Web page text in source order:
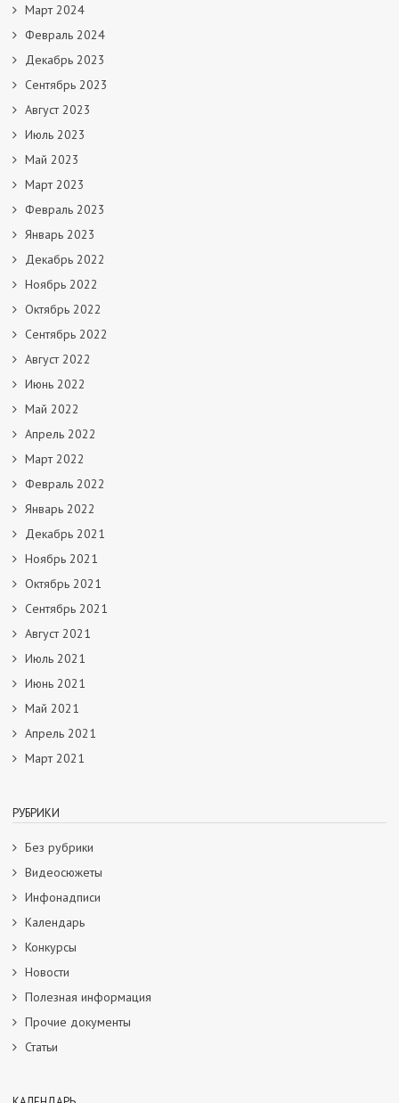
Март 2024
Февраль 2024
Декабрь 2023
Сентябрь 2023
Август 2023
Июль 2023
Май 2023
Март 2023
Февраль 2023
Январь 2023
Декабрь 2022
Ноябрь 2022
Октябрь 2022
Сентябрь 2022
Август 2022
Июнь 2022
Май 2022
Апрель 2022
Март 2022
Февраль 2022
Январь 2022
Декабрь 2021
Ноябрь 2021
Октябрь 2021
Сентябрь 2021
Август 2021
Июль 2021
Июнь 2021
Май 2021
Апрель 2021
Март 2021
РУБРИКИ
Без рубрики
Видеосюжеты
Инфонадписи
Календарь
Конкурсы
Новости
Полезная информация
Прочие документы
Статьи